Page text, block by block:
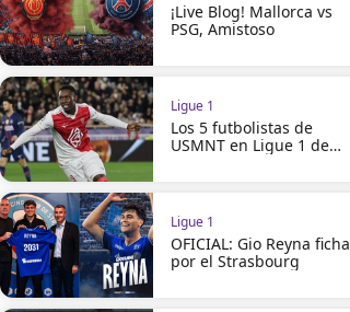
¡Live Blog! Mallorca vs
PSG, Amistoso
Ligue 1
Los 5 futbolistas de
USMNT en Ligue 1 de
Ligue 1
OFICIAL: Gio Reyna ficha
por el Strasbourg